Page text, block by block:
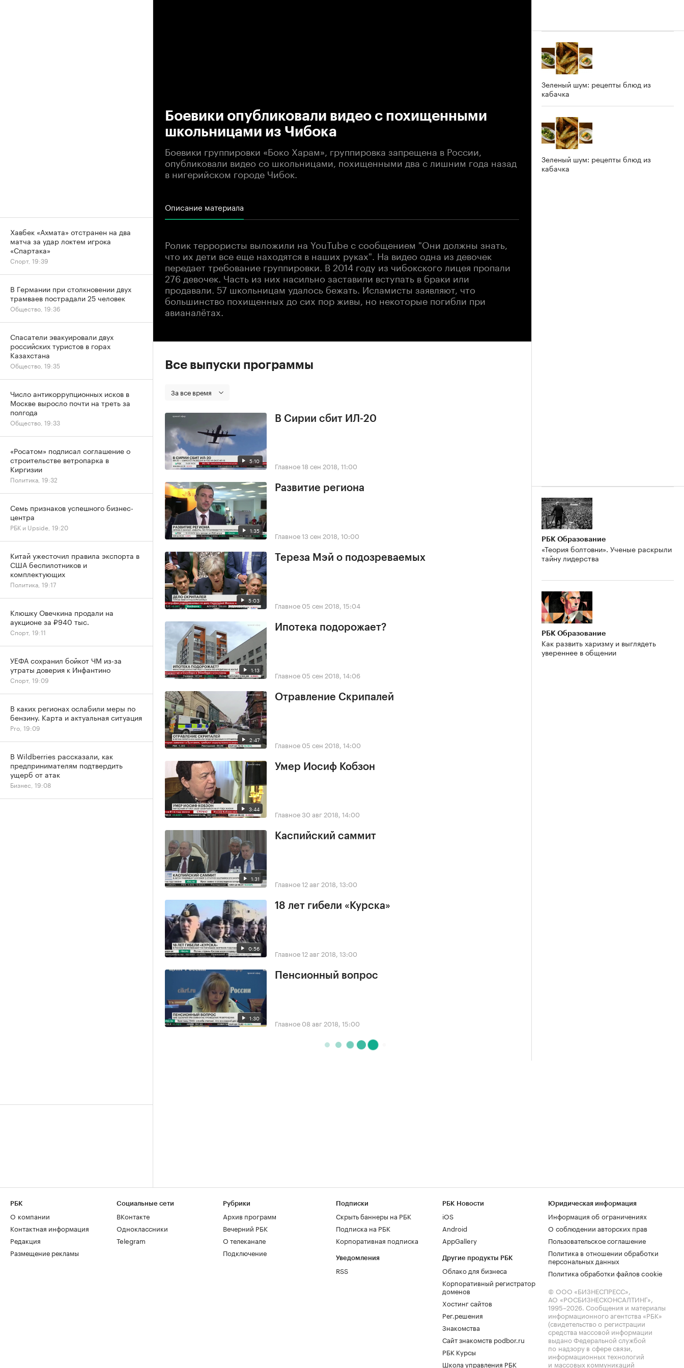
Боевики опубликовали видео с похищенными
школьницами из Чибока
Боевики группировки «Боко Харам», группировка запрещена в России,
опубликовали видео со школьницами, похищенными два с лишним года назад
в нигерийском городе Чибок.
Описание материала
Ролик террористы выложили на YouTube с сообщением "Они должны знать,
что их дети все еще находятся в наших руках". На видео одна из девочек
передает требование группировки. В 2014 году из чибокского лицея пропали
276 девочек. Часть из них насильно заставили вступать в браки или
продавали. 57 школьницам удалось бежать. Исламисты заявляют, что
большинство похищенных до сих пор живы, но некоторые погибли при
авианалётах.
Все выпуски программы
За все время
5:10
В Сирии сбит ИЛ-20
Главное18 сен 2018, 11:00
1:35
Развитие региона
Главное13 сен 2018, 10:00
5:03
Тереза Мэй о подозреваемых
Главное 05 сен 2018, 15:04
1:13
Ипотека подорожает?
Главное 05 сен 2018, 14:06
2:47
Отравление Скрипалей
Главное 05 сен 2018, 14:00
3:44
Умер Иосиф Кобзон
Главное30 авг 2018, 14:00
1:31
Каспийский саммит
Главное12 авг 2018, 13:00
0:56
18 лет гибели «Курска»
Главное12 авг 2018, 13:00
1:30
Пенсионный вопрос
Главное 08 авг 2018, 15:00
Зеленый шум: рецепты блюд из
кабачка
Зеленый шум: рецепты блюд из
кабачка
РБК Образование
«Теория болтовни». Ученые раскрыли
тайну лидерства
РБК Образование
Как развить харизму и выглядеть
увереннее в общении
Хавбек «Ахмата» отстранен на два
матча за удар локтем игрока
«Спартака»
Спорт, 19:39
В Германии при столкновении двух
трамваев пострадали 25 человек
Общество, 19:36
Спасатели эвакуировали двух
российских туристов в горах
Казахстана
Общество, 19:35
Число антикоррупционных исков в
Москве выросло почти на треть за
полгода
Общество, 19:33
«Росатом» подписал соглашение о
строительстве ветропарка в
Киргизии
Политика, 19:32
Семь признаков успешного бизнес-
центра
РБК и Upside, 19:20
Китай ужесточил правила экспорта в
США беспилотников и
комплектующих
Политика, 19:17
Клюшку Овечкина продали на
аукционе за ₽940 тыс.
Спорт, 19:11
УЕФА сохранил бойкот ЧМ из-за
утраты доверия к Инфантино
Спорт, 19:09
В каких регионах ослабили меры по
бензину. Карта и актуальная ситуация
Pro, 19:09
В Wildberries рассказали, как
предпринимателям подтвердить
ущерб от атак
Бизнес, 19:08
РБК
О компании
Контактная информация
Редакция
Размещение рекламы
Социальные сети
ВКонтакте
Одноклассники
Telegram
Рубрики
Архив программ
Вечерний РБК
О телеканале
Подключение
Подписки
Скрыть баннеры на РБК
Подписка на РБК
Корпоративная подписка
Уведомления
RSS
РБК Новости
iOS
Android
AppGallery
Другие продукты РБК
Облако для бизнеса
Корпоративный регистратор
доменов
Хостинг сайтов
Рег.решения
Знакомства
Сайт знакомств podbor.ru
РБК Курсы
Школа управления РБК
Юридическая информация
Информация об ограничениях
О соблюдении авторских прав
Пользовательское соглашение
Политика в отношении обработки
персональных данных
Политика обработки файлов cookie
© ООО «БИЗНЕСПРЕСС»,
АО «РОСБИЗНЕСКОНСАЛТИНГ»,
1995–2026. Сообщения и материалы
информационного агентства «РБК»
(свидетельство о регистрации
средства массовой информации
выдано Федеральной службой
по надзору в сфере связи,
информационных технологий
и массовых коммуникаций